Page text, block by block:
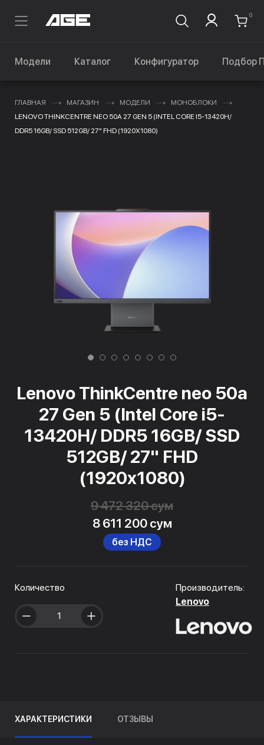
0
Модели Каталог Конфигуратор Подбор
ГЛАВНАЯ МАГАЗИН МОДЕЛИ
МОНОБЛОКИ
LENOVO THINKCENTRE NEO 50A 27 GEN 5 (INTEL CORE I5-13420H/
DDR5 16GB/ SSD 512GB/ 27" FHD (1920X1080)
Lenovo ThinkCentre neo 50a
27 Gen 5 (Intel Core i5-
13420H/ DDR5 16GB/ SSD
512GB/ 27" FHD
(1920x1080)
9 472 320 сум
8 611 200 сум
без НДС
Количество
Производитель:
Lenovo
ХАРАКТЕРИСТИКИ ОТЗЫВЫ